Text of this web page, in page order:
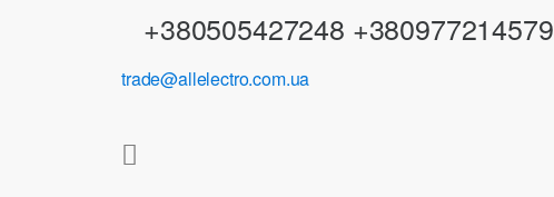
+380505427248 +380977214579
trade@allelectro.com.ua